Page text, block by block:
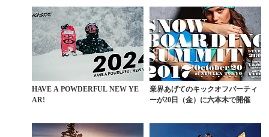
HAVE A POWDERFUL NEW YE
AR!
業界あげてのキックオフパーティ
ーが20日（金）に六本木で開催